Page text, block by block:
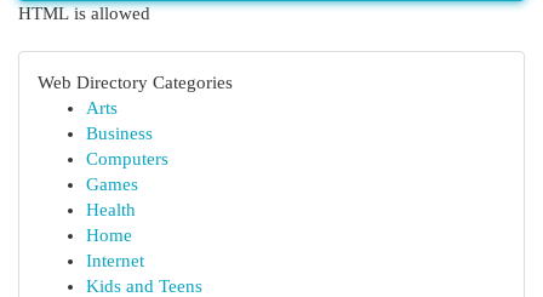
HTML is allowed
Web Directory Categories
Arts
Business
Computers
Games
Health
Home
Internet
Kids and Teens